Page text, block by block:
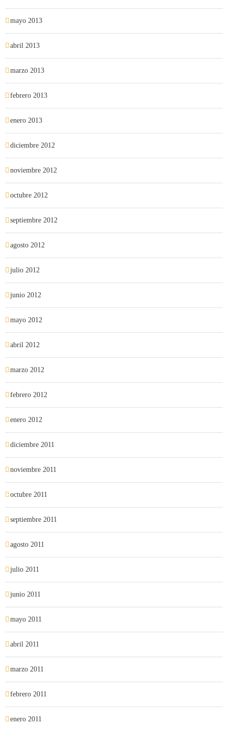
mayo 2013
abril 2013
marzo 2013
febrero 2013
enero 2013
diciembre 2012
noviembre 2012
octubre 2012
septiembre 2012
agosto 2012
julio 2012
junio 2012
mayo 2012
abril 2012
marzo 2012
febrero 2012
enero 2012
diciembre 2011
noviembre 2011
octubre 2011
septiembre 2011
agosto 2011
julio 2011
junio 2011
mayo 2011
abril 2011
marzo 2011
febrero 2011
enero 2011